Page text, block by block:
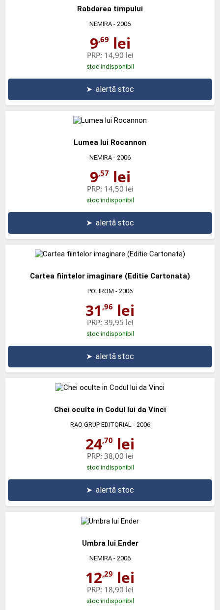
Rabdarea timpului
NEMIRA - 2006
9,69 lei
PRP: 14,90 lei
stoc indisponibil
➤ alertă stoc
Lumea lui Rocannon
NEMIRA - 2006
9,57lei
PRP: 14,50 lei
stoc indisponibil
➤ alertă stoc
Cartea fiintelor imaginare (Editie Cartonata)
POLIROM - 2006
31 ,96 lei
PRP: 39,95 lei
stoc indisponibil
➤ alertă stoc
Chei oculte in Codul lui da Vinci
RAO GRUP EDITORIAL - 2006
24,70 lei
PRP: 38,00 lei
stoc indisponibil
➤ alertă stoc
Umbra lui Ender
NEMIRA - 2006
12,29 lei
PRP: 18,90 lei
stoc indisponibil